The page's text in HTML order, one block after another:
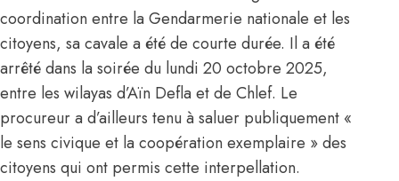
coordination entre la Gendarmerie nationale et les
citoyens, sa cavale a été de courte durée. Il a été
arrêté dans la soirée du lundi 20 octobre 2025,
entre les wilayas d’Aïn Defla et de Chlef. Le
procureur a d’ailleurs tenu à saluer publiquement «
le sens civique et la coopération exemplaire » des
citoyens qui ont permis cette interpellation.